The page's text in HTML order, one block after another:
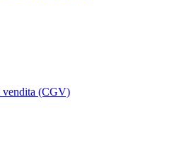
vendita (CGV)